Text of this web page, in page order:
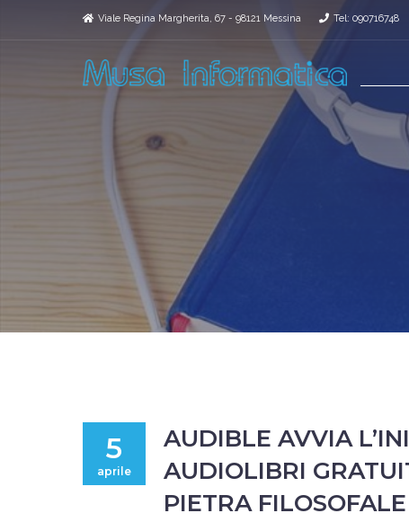
Viale Regina Margherita, 67 - 98121 Messina Tel: 090716748
5
aprile
AUDIBLE AVVIA
AUDIOLIBRI
PIETRA FILOSOFALE